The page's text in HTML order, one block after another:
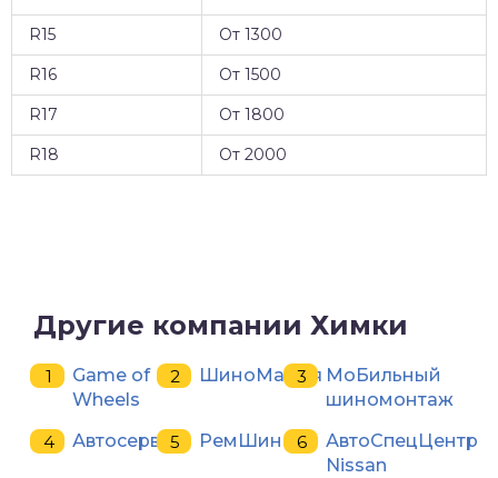
R15
От 1300
R16
От 1500
R17
От 1800
R18
От 2000
Другие компании Химки
Game of
Wheels
ШиноМафия МоБильный
шиномонтаж
Автосервис
РемШин
АвтоСпецЦентр
Nissan